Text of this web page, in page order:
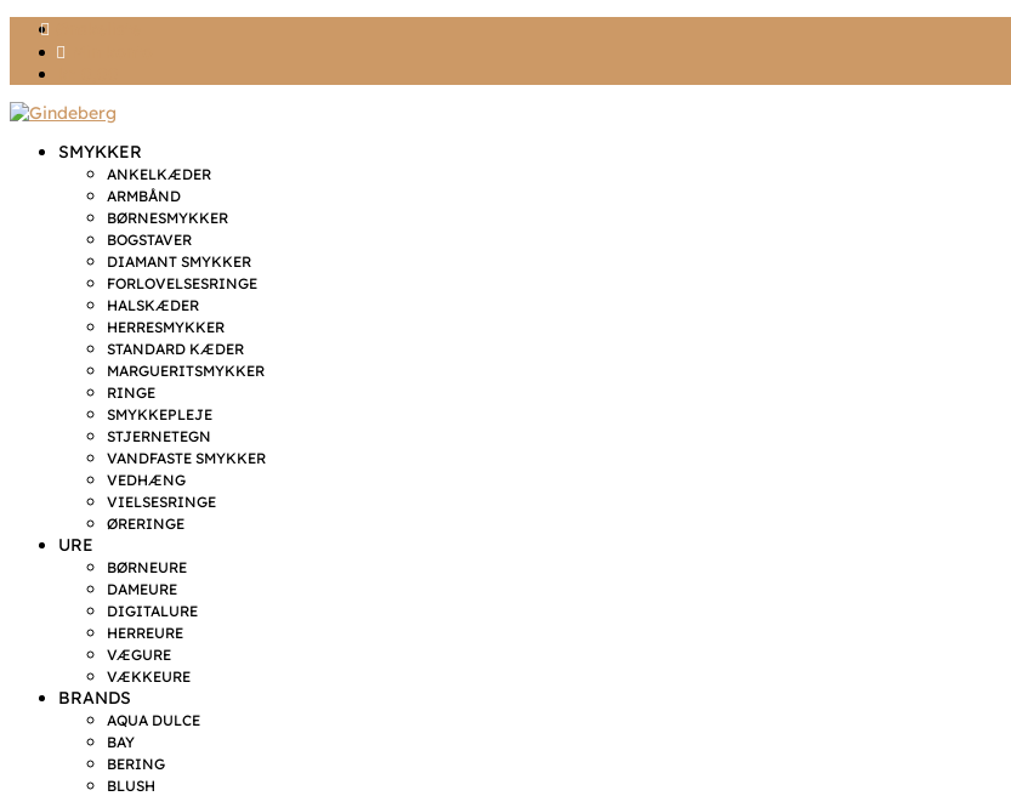
SMYKKER
ANKELKÆDER
ARMBÅND
BØRNESMYKKER
BOGSTAVER
DIAMANT SMYKKER
FORLOVELSESRINGE
HALSKÆDER
HERRESMYKKER
STANDARD KÆDER
MARGUERITSMYKKER
RINGE
SMYKKEPLEJE
STJERNETEGN
VANDFASTE SMYKKER
VEDHÆNG
VIELSESRINGE
ØRERINGE
URE
BØRNEURE
DAMEURE
DIGITALURE
HERREURE
VÆGURE
VÆKKEURE
BRANDS
AQUA DULCE
BAY
BERING
BLUSH